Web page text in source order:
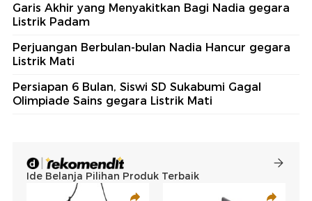
Garis Akhir yang Menyakitkan Bagi Nadia gegara
Listrik Padam
Perjuangan Berbulan-bulan Nadia Hancur gegara
Listrik Mati
Persiapan 6 Bulan, Siswi SD Sukabumi Gagal
Olimpiade Sains gegara Listrik Mati